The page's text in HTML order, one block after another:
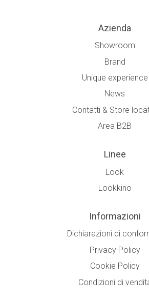
Azienda
Showroom
Brand
Unique experience
News
Contatti & Store
Area B2B
Linee
Look
Lookkino
Informazioni
Dichiarazioni di
Privacy Policy
Cookie Policy
Condizioni di